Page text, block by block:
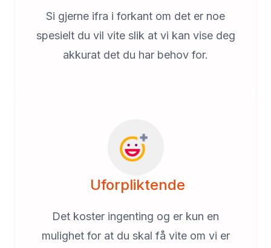
Si gjerne ifra i forkant om det er noe
spesielt du vil vite slik at vi kan vise deg
akkurat det du har behov for.
Uforpliktende
Det koster ingenting og er kun en
mulighet for at du skal få vite om vi er